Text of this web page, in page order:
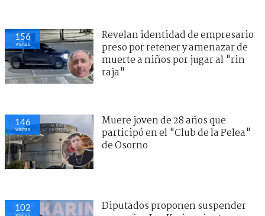
156
visitas
Revelan identidad de empresario
preso por retener y amenazar de
muerte a niños por jugar al "rin
raja"
146
visitas
Muere joven de 28 años que
participó en el "Club de la Pelea"
de Osorno
102
visitas
Diputados proponen suspender